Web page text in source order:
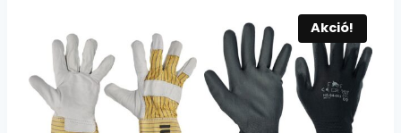
Akció!